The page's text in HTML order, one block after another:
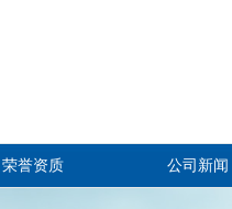
荣誉资质 公司新闻